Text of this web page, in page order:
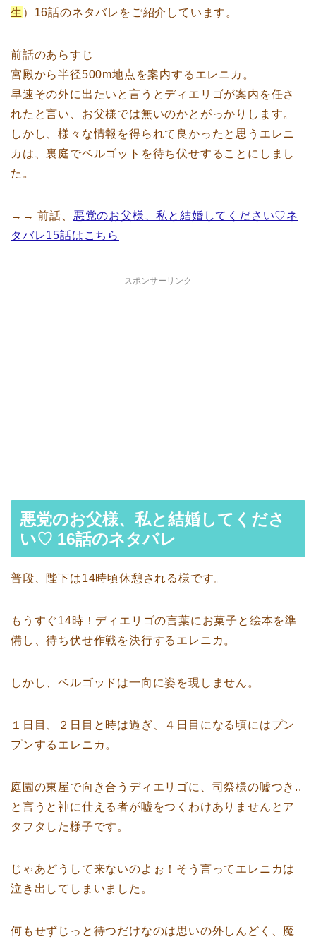
生 ）16話のネタバレをご紹介しています。
前話のあらすじ
宮殿から半径500m地点を案内するエレニカ。
早速その外に出たいと言うとディエリゴが案内を任さ
れたと言い、お父様では無いのかとがっかりします。
しかし、様々な情報を得られて良かったと思うエレニ
カは、裏庭でベルゴットを待ち伏せすることにしまし
た。
→→ 前話、 悪党のお父様、私と結婚してください♡ネ
タバレ15話はこちら
スポンサーリンク
悪党のお父様、私と結婚してくださ
い♡ 16話のネタバレ
普段、陛下は14時頃休憩される様です。
もうすぐ14時！ディエリゴの言葉にお菓子と絵本を準
備し、待ち伏せ作戦を決行するエレニカ。
しかし、ベルゴッドは一向に姿を現しません。
１日目、２日目と時は過ぎ、４日目になる頃にはプン
プンするエレニカ。
庭園の東屋で向き合うディエリゴに、司祭様の嘘つき..
と言うと神に仕える者が嘘をつくわけありませんとア
タフタした様子です。
じゃあどうして来ないのよぉ！そう言ってエレニカは
泣き出してしまいました。
何もせずじっと待つだけなのは思いの外しんどく、魔